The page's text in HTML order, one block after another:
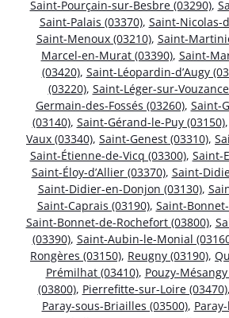
Saint-Pourçain-sur-Besbre (03290),
Saint-Palais (03370), Saint-Nicolas-
Saint-Menoux (03210), Saint-
Marcel-en-Murat (03390), Saint-
(03420), Saint-Léopardin-d’Augy
(03220), Saint-Léger-sur-
Germain-des-Fossés (03260), Saint-
(03140), Saint-Gérand-le-Puy (03150),
Vaux (03340), Saint-Genest (03310),
Saint-Étienne-de-Vicq (03300), Saint-
Saint-Éloy-d’Allier (03370), Saint-
Saint-Didier-en-Donjon (03130),
Saint-Caprais (03190), Saint-
Saint-Bonnet-de-Rochefort (03800),
(03390), Saint-Aubin-le-Monial
Rongères (03150), Reugny (03190),
Prémilhat (03410), Pouzy-
(03800), Pierrefitte-sur-Loire (03470),
Paray-sous-Briailles (03500),